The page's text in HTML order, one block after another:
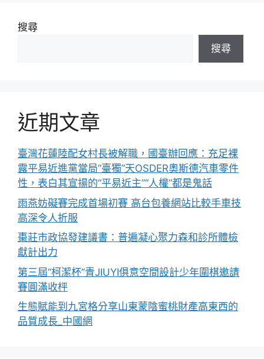
搜尋
搜尋
近期文章
臺灣花蓮陸配女村長被解職，國臺辦回應：充足裸
露平易近進黨當局“臺獨”天OSDER奧斯德汽車零件
性，表白其宣揚的“平易近主”“人權”都是鬼話
雨燕妨礙賽完成首場初賽 高台包養網站比較手車技
高深令人折服
棗莊市政協發建議書：普遍凝心聚力森和診所體檢
獻計出力
第三屆“柯潔杯”青JIUYI俱意空間設計少年圍棋邀請
賽圓滿收枰
生態賦能到九宮格分享山東蒙陰蜜桃財產高東西的
品質成長_中國網